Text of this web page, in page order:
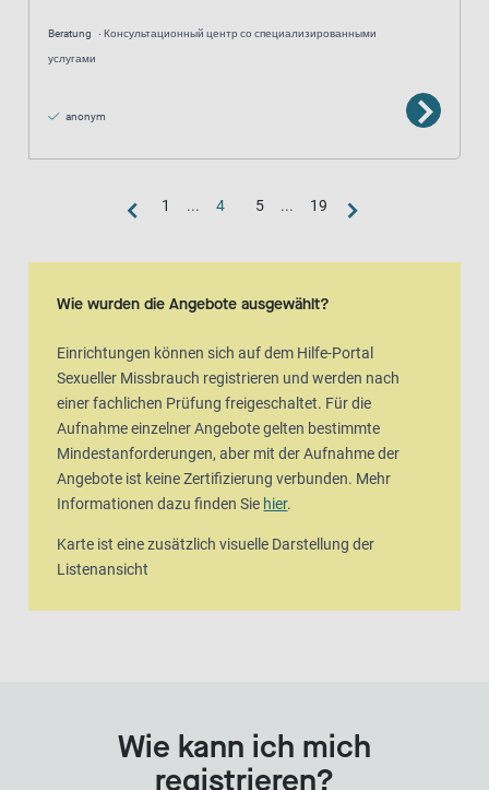
Beratung
Консультационный центр со специализированными
услугами
anonym
1 ... 4 5 ... 19
Kartenansicht
Wie wurden die Angebote ausgewählt?
Einrichtungen können sich auf dem Hilfe-Portal
Sexueller Missbrauch registrieren und werden nach
einer fachlichen Prüfung freigeschaltet. Für die
Aufnahme einzelner Angebote gelten bestimmte
Mindestanforderungen, aber mit der Aufnahme der
Angebote ist keine Zertifizierung verbunden. Mehr
Informationen dazu finden Sie hier.
Karte ist eine zusätzlich visuelle Darstellung der
Listenansicht
Wie kann ich mich
registrieren?